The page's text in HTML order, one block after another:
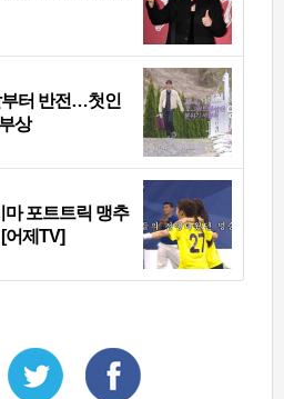
부터 반전…첫인
상
마 포트트릭 맹추
[어제TV]